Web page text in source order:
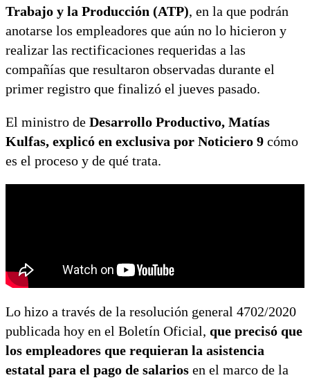
Trabajo y la Producción (ATP), en la que podrán
anotarse los empleadores que aún no lo hicieron y
realizar las rectificaciones requeridas a las
compañías que resultaron observadas durante el
primer registro que finalizó el jueves pasado.
El ministro de Desarrollo Productivo, Matías
Kulfas, explicó en exclusiva por Noticiero 9 cómo
es el proceso y de qué trata.
Lo hizo a través de la resolución general 4702/2020
publicada hoy en el Boletín Oficial, que precisó que
los empleadores que requieran la asistencia
estatal para el pago de salarios en el marco de la